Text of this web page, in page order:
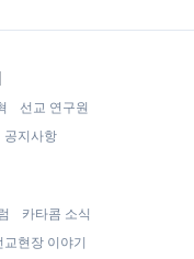
선교 연구원
공지사항
카타콤 소식
교현장 이야기